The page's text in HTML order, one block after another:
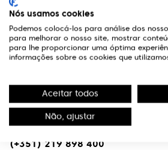
Formato
Borboleta
Genero
A Optivisão
Links Úteis
Edifício Premium
R. Miguel Serrano, nº 9 - 3º Miraflores,
1495-173 Algés
(+351) 219 898 400
Nós usamos cookies
Podemos colocá-los para análise dos
para melhorar o nosso site, mostrar
para lhe proporcionar uma óptima
informações sobre os cookies que
Aceitar todos
Não, ajustar